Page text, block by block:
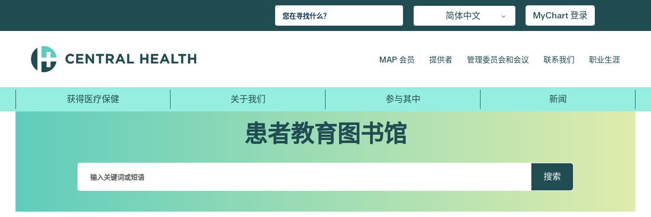
主
简体中文 MyChart 登录
MAP 会员 提供者 管理委员会和会议 联系我们 职业生涯
获得医疗保健 关于我们 参与其中 新闻
患者教育图书馆
搜索